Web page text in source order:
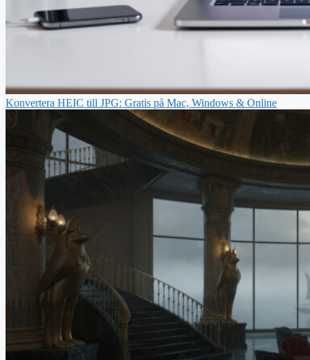
Konvertera HEIC till JPG: Gratis på Mac, Windows & Online